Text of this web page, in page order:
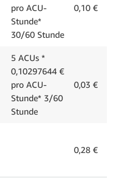
pro ACU-
Stunde*
30/60 Stunde
0,10 €
5 ACUs *
0,10297644 €
pro ACU-
Stunde* 3/60
Stunde
0,03 €
0,28 €